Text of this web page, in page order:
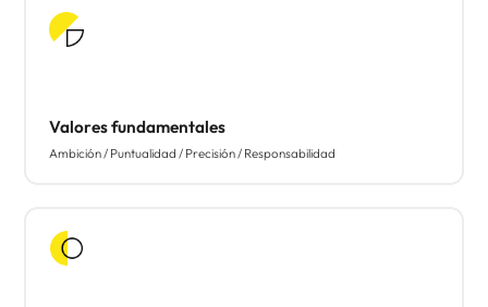
Valores fundamentales
Ambición / Puntualidad / Precisión / Responsabilidad